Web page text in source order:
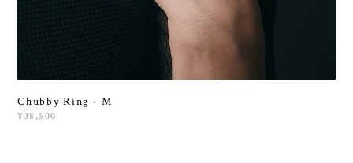
Chubby Ring - M
¥38,500